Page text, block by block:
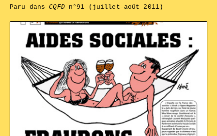
Paru dansCQFDn°91 (juillet-août 2011)